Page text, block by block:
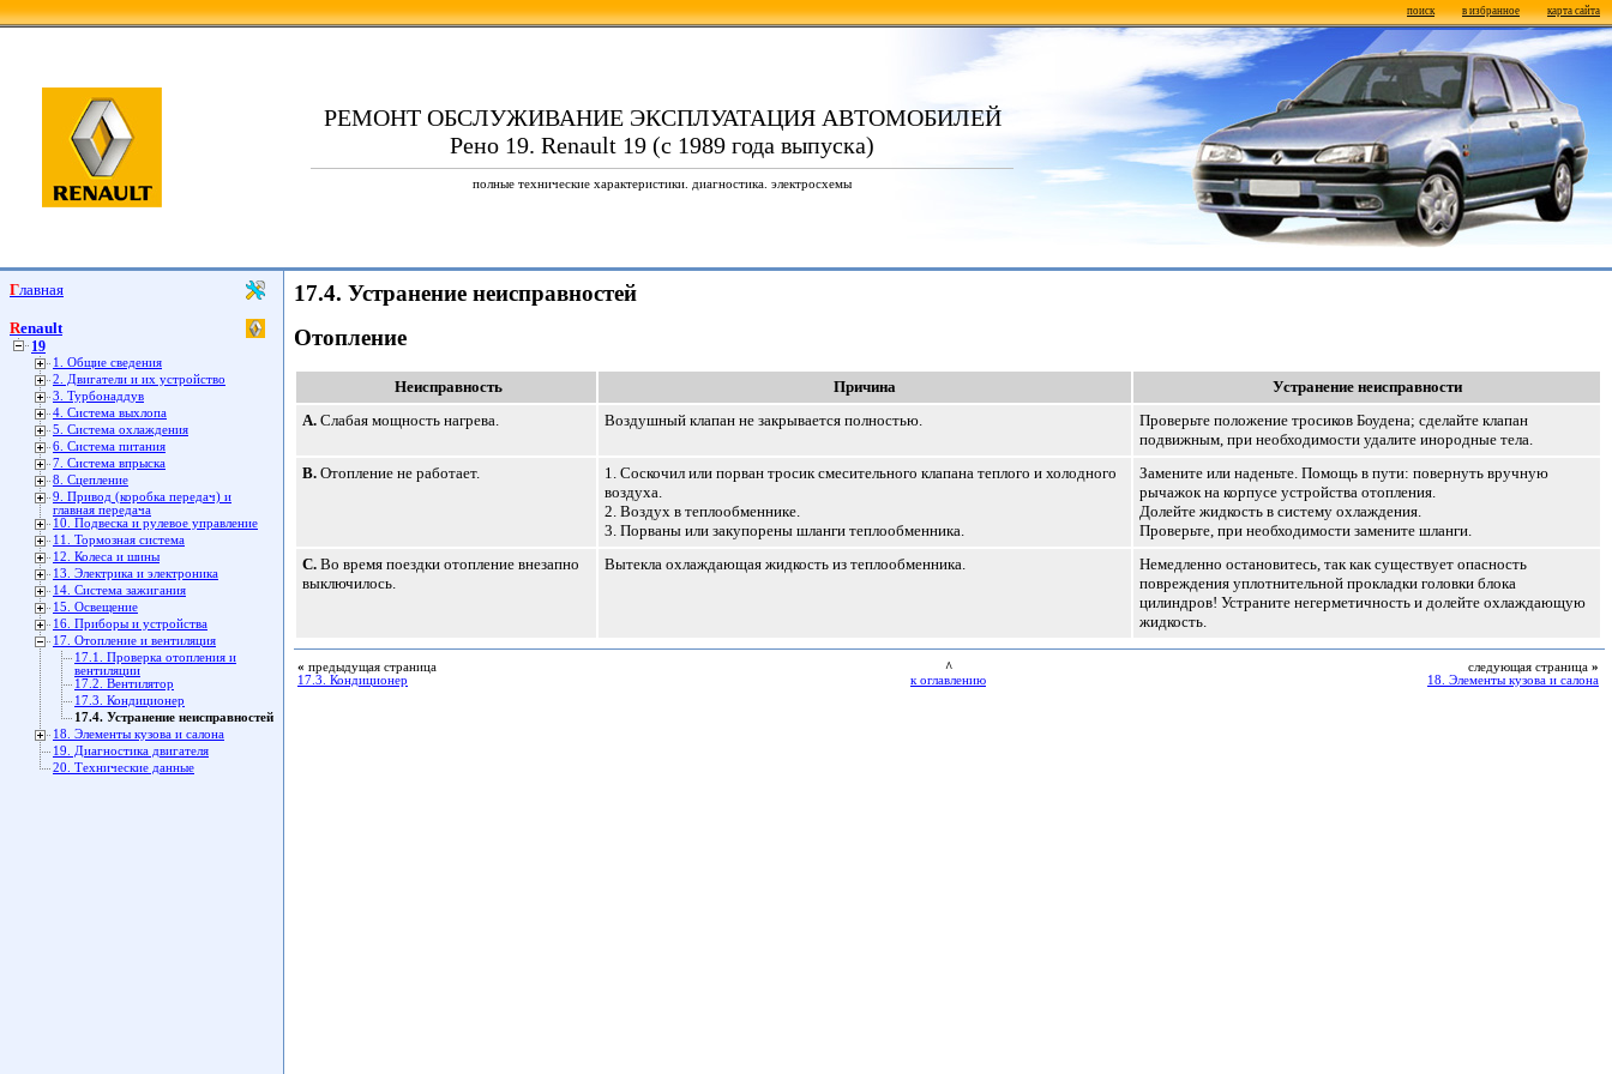
поиск в избранное карта сайта
РЕМОНТ ОБСЛУЖИВАНИЕ ЭКСПЛУАТАЦИЯ АВТОМОБИЛЕЙ
Рено 19. Renault 19 (с 1989 года выпуска)
полные технические характеристики. диагностика. электросхемы
Главная
Renault
19
1. Общие сведения
2. Двигатели и их устройство
3. Турбонаддув
4. Система выхлопа
5. Система охлаждения
6. Система питания
7. Система впрыска
8. Сцепление
9. Привод (коробка передач) и
главная передача
10. Подвеска и рулевое управление
11. Тормозная система
12. Колеса и шины
13. Электрика и электроника
14. Система зажигания
15. Освещение
16. Приборы и устройства
17. Отопление и вентиляция
17.1. Проверка отопления и
вентиляции
17.2. Вентилятор
17.3. Кондиционер
17.4. Устранение неисправностей
18. Элементы кузова и салона
19. Диагностика двигателя
20. Технические данные
17.4. Устранение неисправностей
Отопление
Неисправность Причина
Устранение неисправности
A. Слабая мощность нагрева. Воздушный клапан не закрывается полностью.
Проверьте положение тросиков Боудена; сделайте клапан
подвижным, при необходимости удалите инородные тела.
B. Отопление не работает.
1. Соскочил или порван тросик смесительного клапана теплого и холодного
воздуха.
2. Воздух в теплообменнике.
3. Порваны или закупорены шланги теплообменника.
Замените или наденьте. Помощь в пути: повернуть вручную
рычажок на корпусе устройства отопления.
Долейте жидкость в систему охлаждения.
Проверьте, при необходимости замените шланги.
C. Во время поездки отопление внезапно
выключилось.
Вытекла охлаждающая жидкость из теплообменника.
Немедленно остановитесь, так как существует опасность
повреждения уплотнительной прокладки головки блока
цилиндров! Устраните негерметичность и долейте охлаждающую
жидкость.
« предыдущая страница
17.3. Кондиционер
^
к оглавлению
следующая страница »
18. Элементы кузова и салона